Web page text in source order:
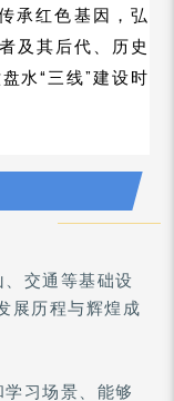
承红色基因，弘
及其后代、历史
水“三线”建设时
交通等基础设
展历程与辉煌成
习场景、能够